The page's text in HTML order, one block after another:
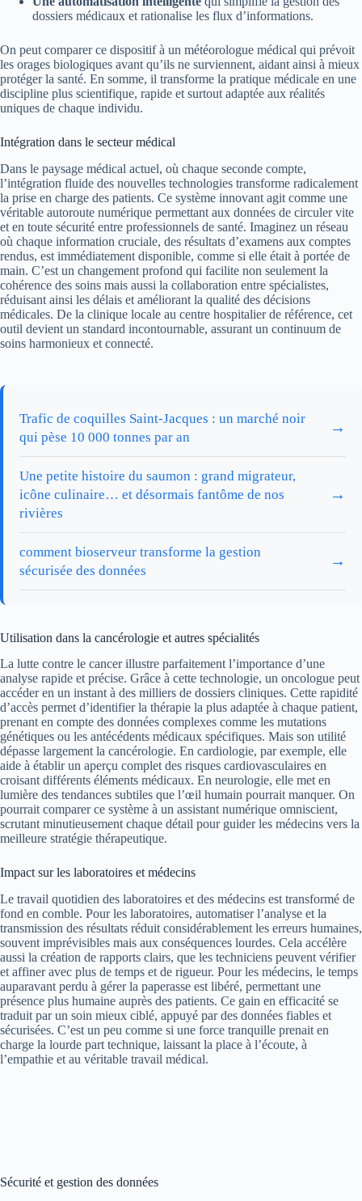
dossiers médicaux et rationalise les flux d’informations.
On peut comparer ce dispositif à un météorologue médical qui prévoit
les orages biologiques avant qu’ils ne surviennent, aidant ainsi à mieux
protéger la santé. En somme, il transforme la pratique médicale en une
discipline plus scientifique, rapide et surtout adaptée aux réalités
uniques de chaque individu.
Intégration dans le secteur médical
Dans le paysage médical actuel, où chaque seconde compte,
l’intégration fluide des nouvelles technologies transforme radicalement
la prise en charge des patients. Ce système innovant agit comme une
véritable autoroute numérique permettant aux données de circuler vite
et en toute sécurité entre professionnels de santé. Imaginez un réseau
où chaque information cruciale, des résultats d’examens aux comptes
rendus, est immédiatement disponible, comme si elle était à portée de
main. C’est un changement profond qui facilite non seulement la
cohérence des soins mais aussi la collaboration entre spécialistes,
réduisant ainsi les délais et améliorant la qualité des décisions
médicales. De la clinique locale au centre hospitalier de référence, cet
outil devient un standard incontournable, assurant un continuum de
soins harmonieux et connecté.
Trafic de coquilles Saint-Jacques : un marché noir
qui pèse 10 000 tonnes par an
→
Une petite histoire du saumon : grand migrateur,
icône culinaire… et désormais fantôme de nos
rivières
→
comment bioserveur transforme la gestion
sécurisée des données
→
Utilisation dans la cancérologie et autres spécialités
La lutte contre le cancer illustre parfaitement l’importance d’une
analyse rapide et précise. Grâce à cette technologie, un oncologue peut
accéder en un instant à des milliers de dossiers cliniques. Cette rapidité
d’accès permet d’identifier la thérapie la plus adaptée à chaque patient,
prenant en compte des données complexes comme les mutations
génétiques ou les antécédents médicaux spécifiques. Mais son utilité
dépasse largement la cancérologie. En cardiologie, par exemple, elle
aide à établir un aperçu complet des risques cardiovasculaires en
croisant différents éléments médicaux. En neurologie, elle met en
lumière des tendances subtiles que l’œil humain pourrait manquer. On
pourrait comparer ce système à un assistant numérique omniscient,
scrutant minutieusement chaque détail pour guider les médecins vers la
meilleure stratégie thérapeutique.
Impact sur les laboratoires et médecins
Le travail quotidien des laboratoires et des médecins est transformé de
fond en comble. Pour les laboratoires, automatiser l’analyse et la
transmission des résultats réduit considérablement les erreurs humaines,
souvent imprévisibles mais aux conséquences lourdes. Cela accélère
aussi la création de rapports clairs, que les techniciens peuvent vérifier
et affiner avec plus de temps et de rigueur. Pour les médecins, le temps
auparavant perdu à gérer la paperasse est libéré, permettant une
présence plus humaine auprès des patients. Ce gain en efficacité se
traduit par un soin mieux ciblé, appuyé par des données fiables et
sécurisées. C’est un peu comme si une force tranquille prenait en
charge la lourde part technique, laissant la place à l’écoute, à
l’empathie et au véritable travail médical.
Sécurité et gestion des données